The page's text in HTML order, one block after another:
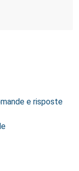
e risposte